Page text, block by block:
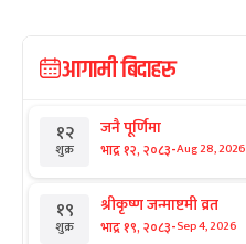
आगामी बिदाहरु
१२
शुक्र
जनै पूर्णिमा
भाद्र १२, २०८३-Aug 28, 2026
१९
शुक्र
श्रीकृष्ण जन्माष्टमी व्रत
भाद्र १९, २०८३-Sep 4, 2026